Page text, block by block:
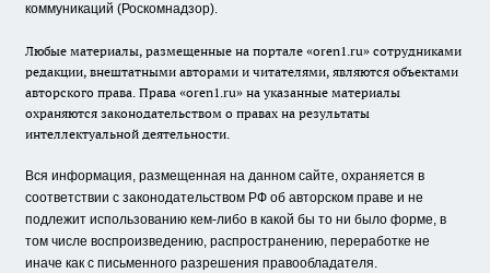
коммуникаций (Роскомнадзор).
Любые материалы, размещенные на портале «oren1.ru» сотрудниками
редакции, внештатными авторами и читателями, являются объектами
авторского права. Права «oren1.ru» на указанные материалы
охраняются законодательством о правах на результаты
интеллектуальной деятельности.
Вся информация, размещенная на данном сайте, охраняется в
соответствии с законодательством РФ об авторском праве и не
подлежит использованию кем-либо в какой бы то ни было форме, в
том числе воспроизведению, распространению, переработке не
иначе как с письменного разрешения правообладателя.